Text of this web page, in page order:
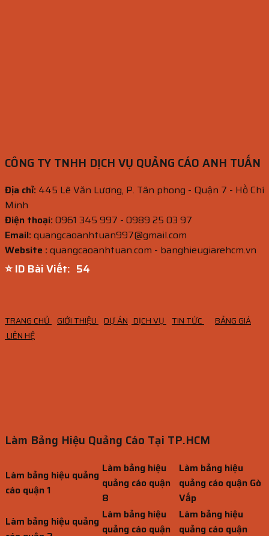
CÔNG TY TNHH DỊCH VỤ QUẢNG CÁO ANH TUẤN
Địa chỉ: 445 Lê Văn Lương, P. Tân phong - Quận 7 - Hồ Chí
Minh
Điện thoại:0961 345 997 - 0989 25 03 97
Email:quangcaoanhtuan997@gmail.com
Website :quangcaoanhtuan.com - banghieugiarehcm.vn
⭐ ID Bài Viết: 52
TRANG CHỦ GIỚI THIỆU DỰ ÁN DỊCH VỤ TIN TỨC
BẢNG GIÁ
LIÊN HỆ
Làm Bảng Hiệu Quảng Cáo Tại TP.HCM
Làm bảng hiệu quảng
cáo quận 1
Làm bảng hiệu
quảng cáo quận
8
Làm bảng hiệu
quảng cáo quận Gò
Vấp
Làm bảng hiệu quảng Làm bảng hiệu
quảng cáo quận
Làm bảng hiệu
quảng cáo quận